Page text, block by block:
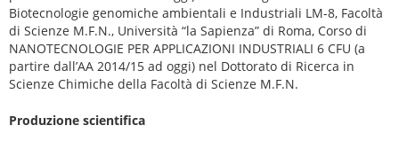
Biotecnologie genomiche ambientali e Industriali LM-8, Facoltà
di Scienze M.F.N., Università “la Sapienza” di Roma, Corso di
NANOTECNOLOGIE PER APPLICAZIONI INDUSTRIALI 6 CFU (a
partire dall’AA 2014/15 ad oggi) nel Dottorato di Ricerca in
Scienze Chimiche della Facoltà di Scienze M.F.N.
Produzione scientifica